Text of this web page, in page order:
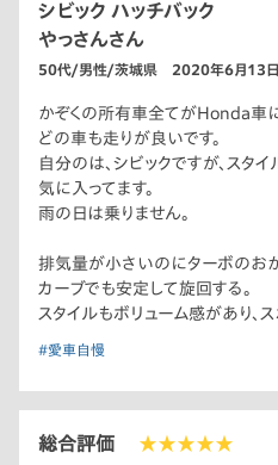
シビック ハッチバック
やっさんさん
50代/男性/茨城県 2020年6月13
かぞくの所有車全てがHonda車に
どの車も走りが良いです。
自分のは、シビックですが、スタ
気に入ってます。
雨の日は乗りません。
排気量が小さいのにターボのお
カーブでも安定して旋回する。
スタイルもボリューム感があり、ス
#愛車自慢
総合評価 ★★★★★